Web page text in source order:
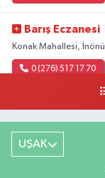
Barış Eczanesi
Konak Mahallesi,
0 (276) 517 17 70
Aşağı Mahallesi,
0 (276) 716 12 12
UŞAK